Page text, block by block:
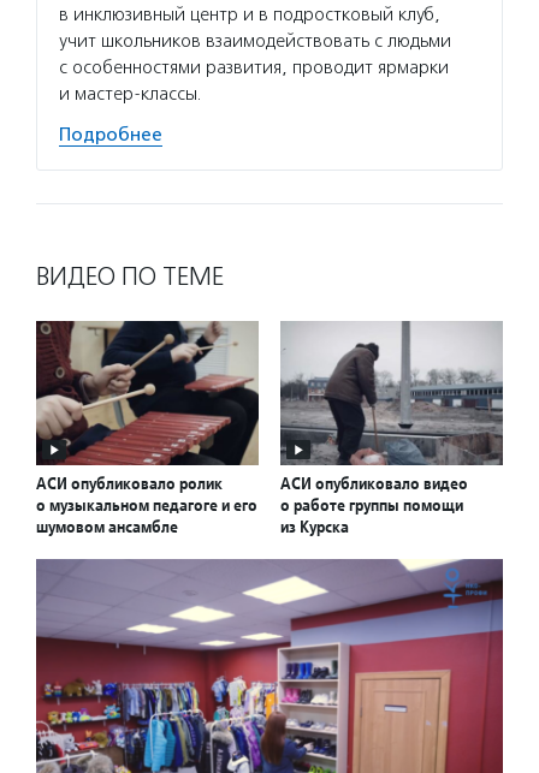
в инклюзивный центр и в подростковый клуб,
учит школьников взаимодействовать с людьми
с особенностями развития, проводит ярмарки
и мастер-классы.
Подробнее
ВИДЕО ПО ТЕМЕ
АСИ опубликовало ролик
о музыкальном педагоге и его
шумовом ансамбле
АСИ опубликовало видео
о работе группы помощи
из Курска